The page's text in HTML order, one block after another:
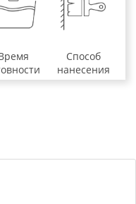
Способ
нанесения